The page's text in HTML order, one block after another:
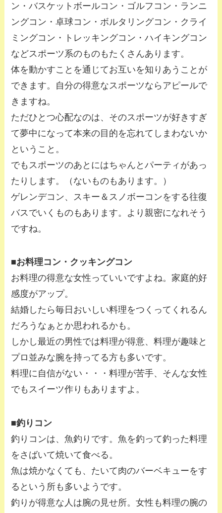
ン・バスケットボールコン・ゴルフコン・ランニ
ングコン・卓球コン・ボルタリングコン・クライ
ミングコン・トレッキングコン・ハイキングコン
などスポーツ系のものもたくさんあります。
体を動かすことを通じてお互いを知りあうことが
できます。自分の得意なスポーツならアピールで
きますね。
ただひとつ心配なのは、そのスポーツが好きすぎ
て夢中になって本来の目的を忘れてしまわないか
ということ。
でもスポーツのあとにはちゃんとパーティがあっ
たりします。（ないものもあります。）
ゲレンデコン、スキー＆スノボーコンをする往復
バスでいくものもあります。より親密になれそう
ですね。
■お料理コン・クッキングコン
お料理の得意な女性っていいですよね。家庭的好
感度がアップ。
結婚したら毎日おいしい料理をつくってくれるん
だろうなぁとか思われるかも。
しかし最近の男性では料理が得意、料理が趣味と
プロ並みな腕を持ってる方も多いです。
料理に自信がない・・・料理が苦手、そんな女性
でもスイーツ作りもありますよ。
■釣りコン
釣りコンは、魚釣りです。魚を釣って釣った料理
をさばいて焼いて食べる。
魚は焼かなくても、たいて肉のバーベキューをす
るという所も多いようです。
釣りが得意な人は腕の見せ所。女性も料理の腕の